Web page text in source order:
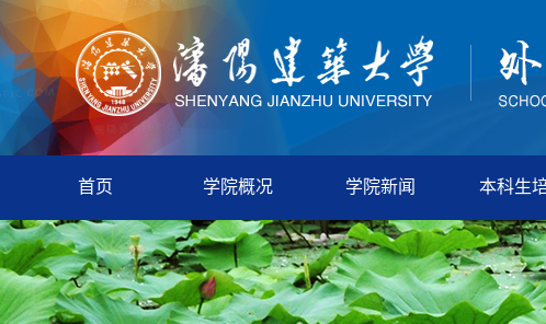
首页 学院概况 学院新闻 本科生